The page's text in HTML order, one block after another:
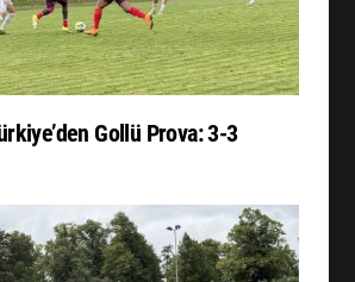
Gollü Prova: 3-3